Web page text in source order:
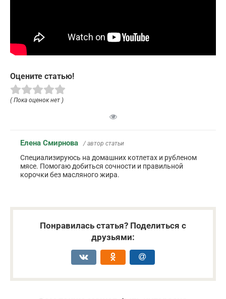
Оцените статью!
( Пока оценок нет )
Елена Смирнова / автор статьи
Специализируюсь на домашних котлетах и рубленом
мясе. Помогаю добиться сочности и правильной
корочки без масляного жира.
Понравилась статья? Поделиться с
друзьями: